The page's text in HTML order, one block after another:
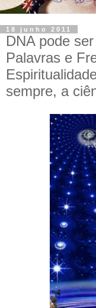
18 junho 2011
DNA pode
Palavras e
sempre, a